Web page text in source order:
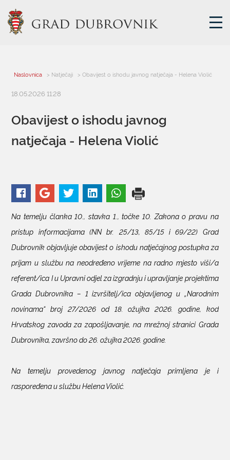
GRADSKO VIJEĆE
UPRAVNA TIJELA
MJESNA SAMOUPRAVA
KONTAKTI
Naslovnica > Natječaji > Obavijest o ishodu javnog natječaja - Helena Violić
18.05.2026 11:28
Obavijest o ishodu javnog
natječaja - Helena Violić
Na temelju članka 10., stavka 1., točke 10. Zakona o pravu na
pristup informacijama (NN br. 25/13, 85/15 i 69/22) Grad
Dubrovnik objavljuje obavijest o ishodu natječajnog postupka za
prijam u službu na neodređeno vrijeme na radno mjesto viši/a
referent/ica I u Upravni odjel za izgradnju i upravljanje projektima
Grada Dubrovnika – 1 izvršitelj/ica objavljenog u „Narodnim
novinama“ broj 27/2026 od 18. ožujka 2026. godine, kod
Hrvatskog zavoda za zapošljavanje, na mrežnoj stranici Grada
Dubrovnika, završno do 26. ožujka 2026. godine.
Na temelju provedenog javnog natječaja primljena je i
raspoređena u službu Helena Violić.